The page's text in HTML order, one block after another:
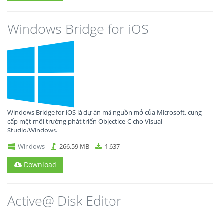
Windows Bridge for iOS
Windows Bridge for iOS là dự án mã nguồn mở của Microsoft, cung
cấp một môi trường phát triển Objectice-C cho Visual
Studio/Windows.
Windows
266.59 MB 1.637
Download
Active@ Disk Editor